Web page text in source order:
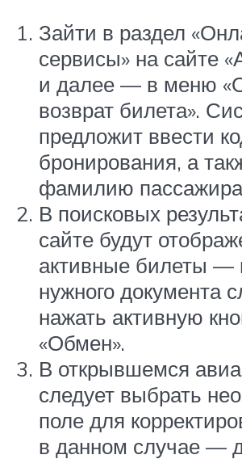
Зайти в раздел
сервисы» на сайте
и далее — в меню
возврат билета».
предложит ввести
бронирования, а
фамилию
В поисковых
сайте будут
активные билеты —
нужного документа
нажать активную
«Обмен».
В открывшемся
следует выбрать
поле для
в данном случае —